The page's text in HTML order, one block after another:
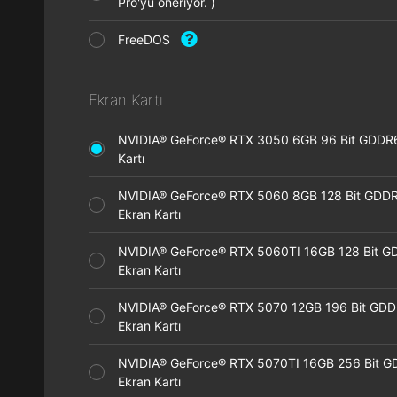
FreeDOS
Ekran Kartı
NVIDIA® GeForce® RTX 3050 6GB 96 Bit
Kartı
NVIDIA® GeForce® RTX 5060 8GB 128 Bit
Ekran Kartı
NVIDIA® GeForce® RTX 5060TI 16GB 128 Bit
Ekran Kartı
NVIDIA® GeForce® RTX 5070 12GB 196 Bit
Ekran Kartı
NVIDIA® GeForce® RTX 5070TI 16GB 256 Bit
Ekran Kartı